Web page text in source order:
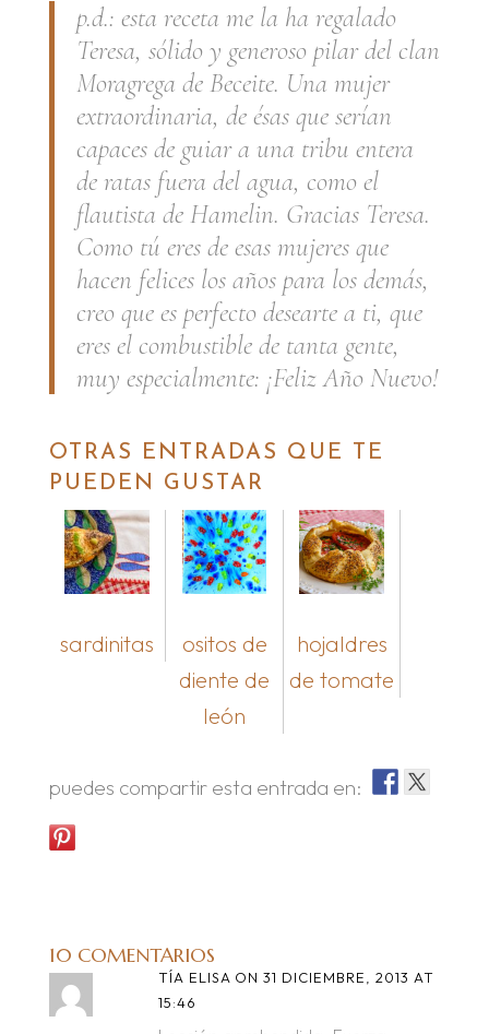
p.d.: esta receta me la ha regalado
Teresa, sólido y generoso pilar del clan
Moragrega de Beceite. Una mujer
extraordinaria, de ésas que serían
capaces de guiar a una tribu entera
de ratas fuera del agua, como el
flautista de Hamelin. Gracias Teresa.
Como tú eres de esas mujeres que
hacen felices los años para los demás,
creo que es perfecto desearte a ti, que
eres el combustible de tanta gente,
muy especialmente: ¡Feliz Año Nuevo!
OTRAS ENTRADAS QUE TE
PUEDEN GUSTAR
sardinitas
ositos de
diente de
león
hojaldres
de tomate
puedes compartir esta entrada en:
10 COMENTARIOS
TÍA ELISA ON 31 DICIEMBRE, 2013 AT
15:46